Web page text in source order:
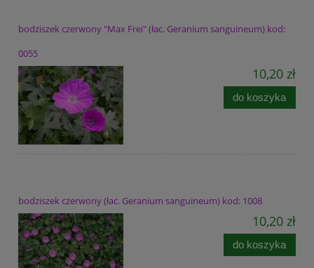
bodziszek czerwony "Max Frei" (łac. Geranium sanguineum) kod:
0055
10,20 zł
do koszyka
bodziszek czerwony (łac. Geranium sanguineum) kod: 1008
10,20 zł
do koszyka